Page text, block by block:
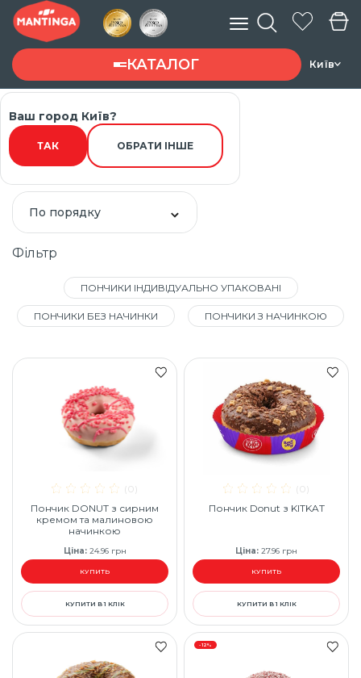
Введите запрос ...
КАТАЛОГ Київ
Ваш город Київ?
ТАК ОБРАТИ ІНШЕ
Головна Каталог товарів
Пончики
По порядку
Фільтр
ПОНЧИКИ ІНДИВІДУАЛЬНО УПАКОВАНІ
ПОНЧИКИ БЕЗ НАЧИНКИ ПОНЧИКИ З НАЧИНКОЮ
(0)
Пончик DONUT з сирним
кремом та малиновою
начинкою
Ціна:24.96 грн
КУПИТЬ
КУПИТИ В 1 КЛІК
(0)
Пончик Donut з KITKAT
Ціна: 27.96 грн
КУПИТЬ
КУПИТИ В 1 КЛІК
-12%